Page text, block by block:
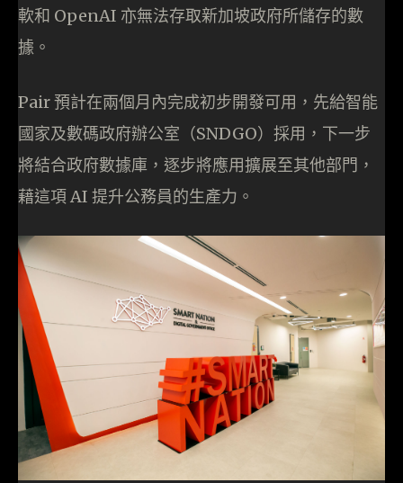
軟和 OpenAI 亦無法存取新加坡政府所儲存的數
據。
Pair 預計在兩個月內完成初步開發可用，先給智能
國家及數碼政府辦公室（SNDGO）採用，下一步
將結合政府數據庫，逐步將應用擴展至其他部門，
藉這項 AI 提升公務員的生產力。